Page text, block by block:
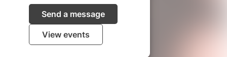
Send a message
View events